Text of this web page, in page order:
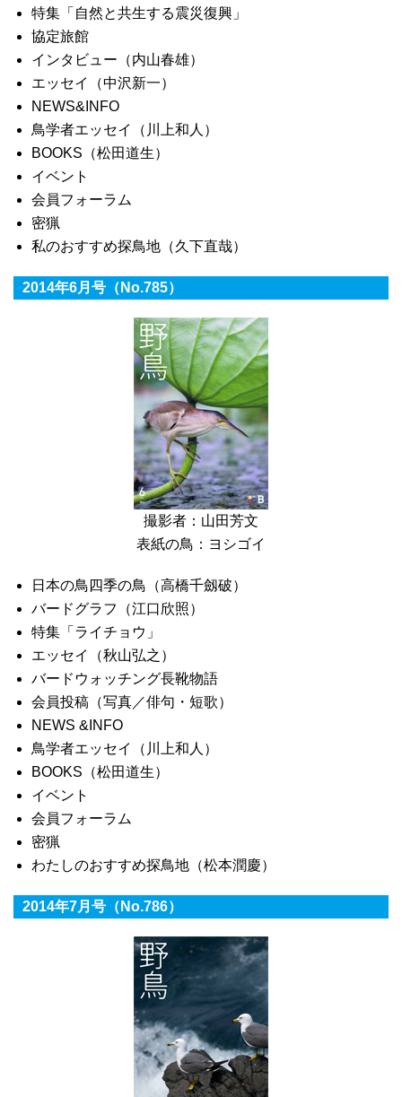
特集「自然と共生する震災復興」
協定旅館
インタビュー（内山春雄）
エッセイ（中沢新一）
NEWS&INFO
鳥学者エッセイ（川上和人）
BOOKS（松田道生）
イベント
会員フォーラム
密猟
私のおすすめ探鳥地（久下直哉）
2014年6月号（No.785）
撮影者：山田芳文
表紙の鳥：ヨシゴイ
日本の鳥四季の鳥（高橋千劔破）
バードグラフ（江口欣照）
特集「ライチョウ」
エッセイ（秋山弘之）
バードウォッチング長靴物語
会員投稿（写真／俳句・短歌）
NEWS &INFO
鳥学者エッセイ（川上和人）
BOOKS（松田道生）
イベント
会員フォーラム
密猟
わたしのおすすめ探鳥地（松本潤慶）
2014年7月号（No.786）